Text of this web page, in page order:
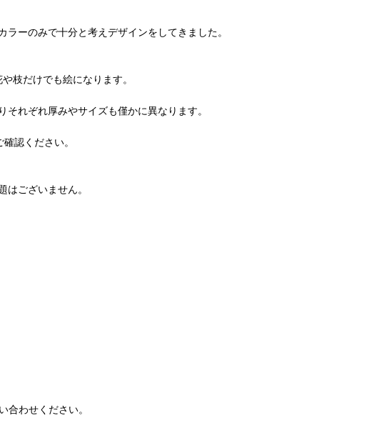
ーのみで十分と考えデザインをしてきました。
枝だけでも絵になります。
れぞれ厚みやサイズも僅かに異なります。
認ください。
ございません。
わせください。